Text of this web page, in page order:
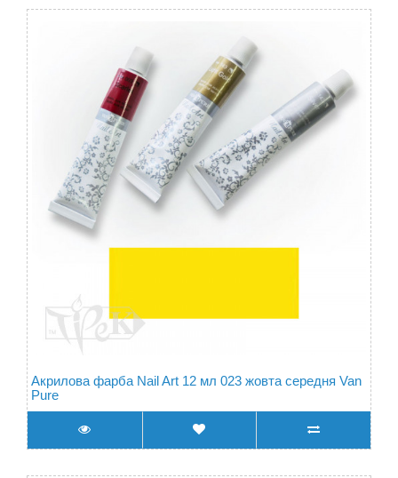
Акрилова фарба Nail Art 12 мл 023 жовта середня Van
Pure